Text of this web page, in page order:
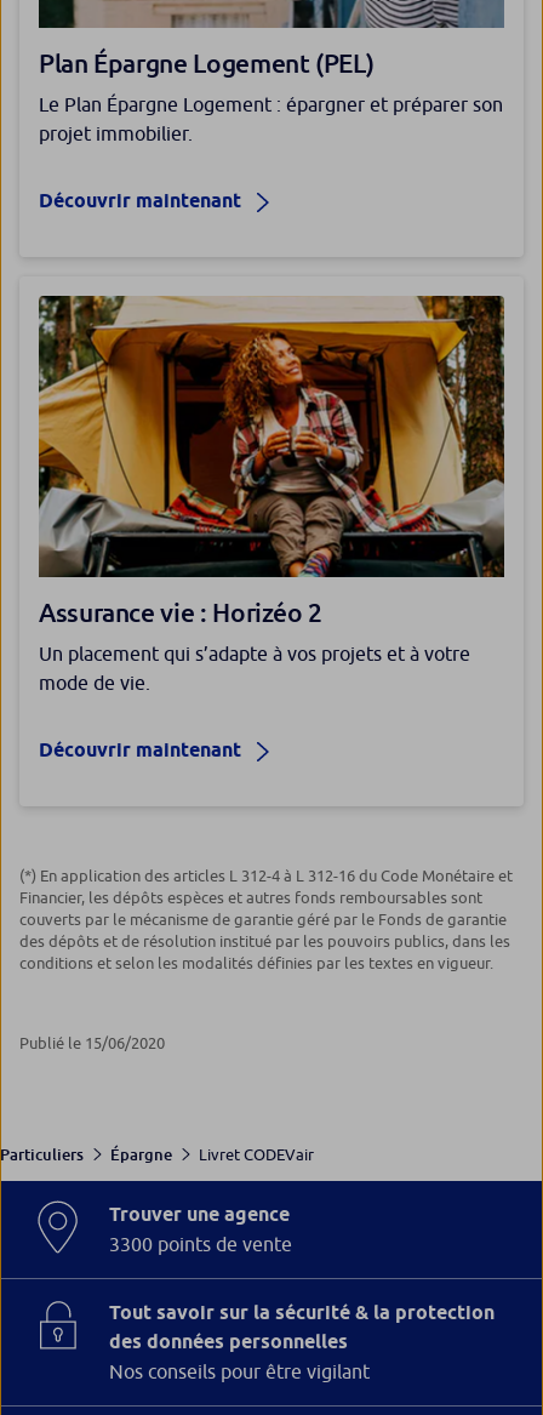
Plan Épargne Logement (PEL)
Le Plan Épargne Logement : épargner et préparer son
projet immobilier.
Découvrir maintenant
Assurance vie : Horizéo 2
Un placement qui s’adapte à vos projets et à votre
mode de vie.
Découvrir maintenant
(*) En application des articles L 312-4 à L 312-16 du Code Monétaire et
Financier, les dépôts espèces et autres fonds remboursables sont
couverts par le mécanisme de garantie géré par le Fonds de garantie
des dépôts et de résolution institué par les pouvoirs publics, dans les
conditions et selon les modalités définies par les textes en vigueur.
Publié le 15/06/2020
Particuliers Épargne Livret CODEVair
Trouver une agence
3300 points de vente
Tout savoir sur la sécurité & la protection
des données personnelles
Nos conseils pour être vigilant